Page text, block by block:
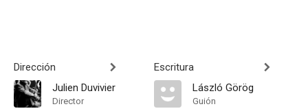
Dirección
Julien Duvivier
Director
Escritura
László Görög
Guión